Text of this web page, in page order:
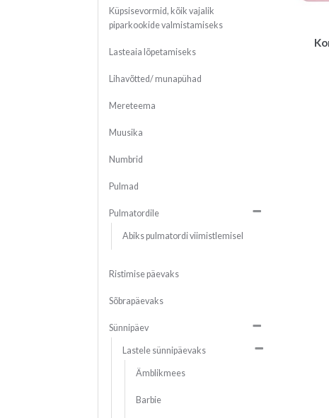
Küpsisevormid, kõik vajalik
piparkookide valmistamiseks
Lasteaia lõpetamiseks
Lihavõtted/ munapühad
Mereteema
Muusika
Numbrid
Pulmad
Pulmatordile
Abiks pulmatordi viimistlemisel
Ristimise päevaks
Sõbrapäevaks
Sünnipäev
Lastele sünnipäevaks
Ämblikmees
Barbie